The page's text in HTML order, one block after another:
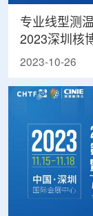
专业线型测
2023深圳核
2023-10-26